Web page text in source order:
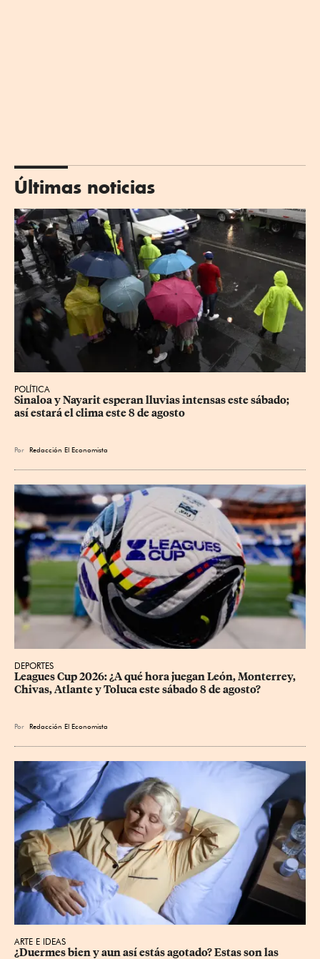
Últimas noticias
POLÍTICA
Sinaloa y Nayarit esperan lluvias intensas este sábado;
así estará el clima este 8 de agosto
Por Redacción El Economista
DEPORTES
Leagues Cup 2026: ¿A qué hora juegan León, Monterrey,
Chivas, Atlante y Toluca este sábado 8 de agosto?
Por Redacción El Economista
ARTE E IDEAS
¿Duermes bien y aun así estás agotado? Estas son las